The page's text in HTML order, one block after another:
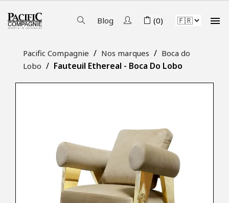
Blog (0) 
Pacific Compagnie Nos marques
Boca do
Lobo
Fauteuil Ethereal - Boca Do Lobo